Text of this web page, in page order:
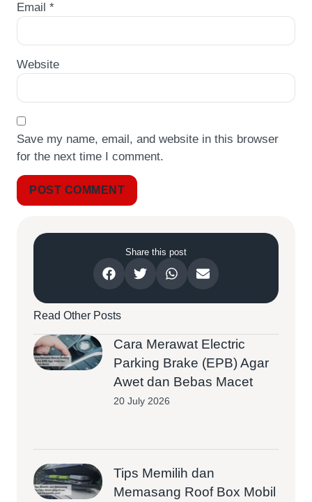
Email *
Website
Save my name, email, and website in this browser
for the next time I comment.
Read Other Posts
Cara Merawat Electric
Parking Brake (EPB) Agar
Awet dan Bebas Macet
20 July 2026
Tips Memilih dan
Memasang Roof Box Mobil
Share this post